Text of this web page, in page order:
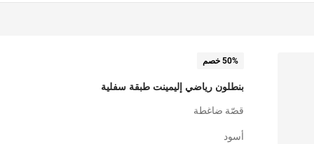
50% خصم
بنطلون رياضي إليمينت طبقة سفلية
قصّة ضاغطة
أسود